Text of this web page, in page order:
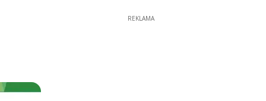
REKLAMA